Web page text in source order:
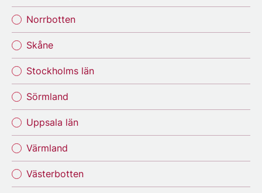
Norrbotten
Skåne
Stockholms län
Sörmland
Uppsala län
Värmland
Västerbotten